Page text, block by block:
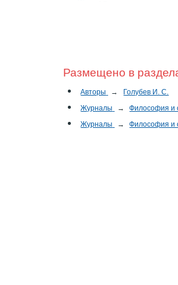
Размещено в
Авторы →
Голубев И. С.
Журналы
→
Философия и
Журналы
→ Философия и